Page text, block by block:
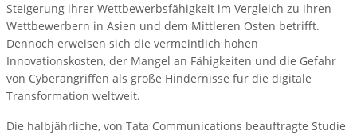
Steigerung ihrer Wettbewerbsfähigkeit im Vergleich zu ihren
Wettbewerbern in Asien und dem Mittleren Osten betrifft.
Dennoch erweisen sich die vermeintlich hohen
Innovationskosten, der Mangel an Fähigkeiten und die Gefahr
von Cyberangriffen als große Hindernisse für die digitale
Transformation weltweit.
Die halbjährliche, von Tata Communications beauftragte Studie